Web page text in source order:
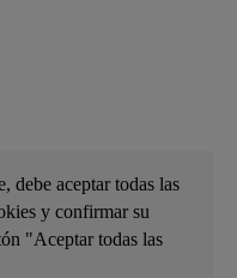
debe aceptar todas las
y confirmar su
"Aceptar todas las